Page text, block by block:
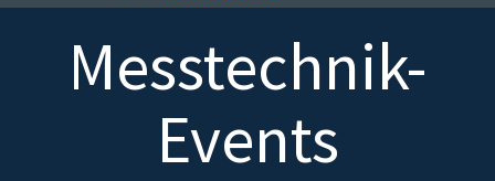
Messtechnik-
Events